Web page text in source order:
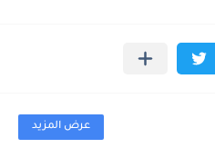
عرض المزيد